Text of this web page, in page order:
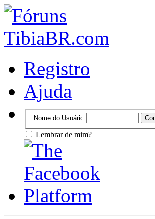
Registro
Ajuda
Lembrar de mim?